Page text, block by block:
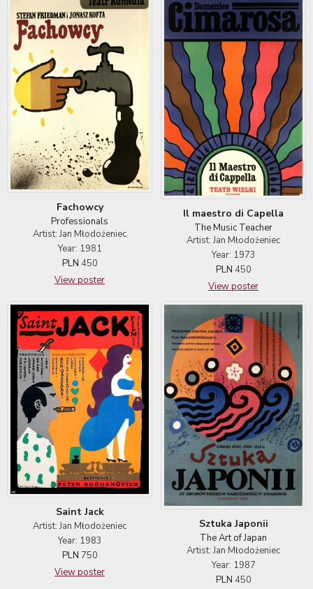
Fachowcy
Professionals
Artist: Jan Młodożeniec
Year: 1981
PLN 450
View poster
Il maestro di Capella
The Music Teacher
Artist: Jan Młodożeniec
Year: 1973
PLN 450
View poster
Saint Jack
Artist: Jan Młodożeniec
Year: 1983
PLN 750
View poster
Sztuka Japonii
The Art of Japan
Artist: Jan Młodożeniec
Year: 1987
PLN 450